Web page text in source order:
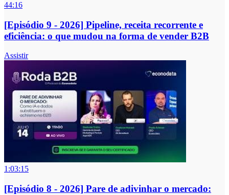
44:16
[Episódio 9 - 2026] Pipeline, receita recorrente e
eficiência: o que mudou na forma de vender B2B
Assistir
1:03:15
[Episódio 8 - 2026] Pare de adivinhar o mercado: